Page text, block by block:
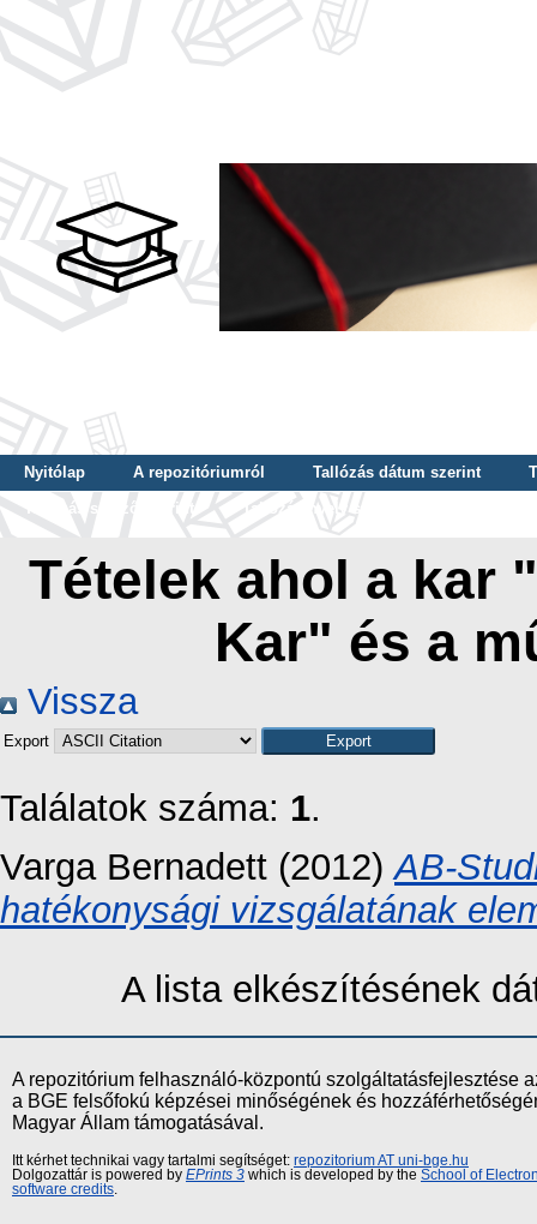
Nyitólap A repozitóriumról Tallózás dátum szerint
Tallózás szerző szerint
Tallózás nyelv szerint
Tételek ahol a kar
Kar" és a
Vissza
Export
Találatok száma: 1.
Varga Bernadett (2012)AB-
hatékonysági vizsgálatának
A lista elkészítésének
A repozitórium felhasználó-központú szolgáltatásfejlesztése
a BGE felsőfokú képzései minőségének és
Magyar Állam támogatásával.
Itt kérhet technikai vagy tartalmi segítséget: repozitorium AT uni-bge.hu
Dolgozattár is powered by EPrints 3 which is developed by the School of
software credits